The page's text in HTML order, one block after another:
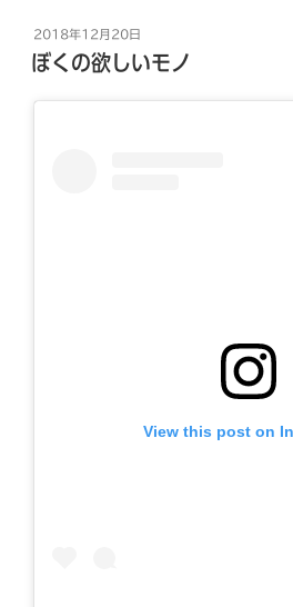
投
稿
日:
2018年12月20日
ぼくの欲しいモノ
View this post on